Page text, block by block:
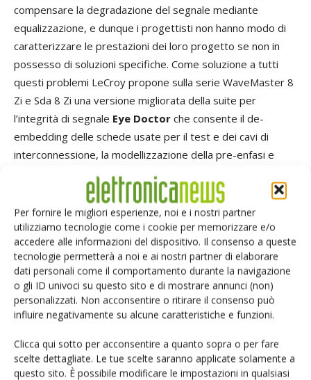
Per fornire le migliori esperienze, noi e i nostri partner
utilizziamo tecnologie come i cookie per memorizzare e/o
accedere alle informazioni del dispositivo. Il consenso a queste
tecnologie permetterà a noi e ai nostri partner di elaborare
dati personali come il comportamento durante la navigazione
o gli ID univoci su questo sito e di mostrare annunci (non)
personalizzati. Non acconsentire o ritirare il consenso può
influire negativamente su alcune caratteristiche e funzioni.
Clicca qui sotto per acconsentire a quanto sopra o per fare
scelte dettagliate. Le tue scelte saranno applicate solamente a
questo sito. È possibile modificare le impostazioni in qualsiasi
compensare la degradazione del segnale mediante
equalizzazione, e dunque i progettisti non hanno modo di
caratterizzare le prestazioni dei loro progetto se non in
possesso di soluzioni specifiche. Come soluzione a tutti
questi problemi LeCroy propone sulla serie WaveMaster 8
Zi e Sda 8 Zi una versione migliorata della suite per
l’integrità di segnale Eye Doctor che consente il de-
embedding delle schede usate per il test e dei cavi di
interconnessione, la modellizzazione della pre-enfasi e
della de-enfasi , l’emulazione del canale seriale e della
equalizzazione del ricevitore. Con Sda 8 Zi è ora possibile,
usando l’oscilloscopio e su acquisizioni fino a 256 Mpts,
compensare o emulare gli effetti del canale o
dell’equalizzazione al ricevitore, e quindi misurare segnali
con la stessa accuratezza in qualunque punto del circuito e
in qualsiasi condizione di test. Con il lancio della serie
WaveMaster 8 Zi Eye Doctor è stato come detto
migliorato e reso più accessibile e facile da usare con un
casi più complessi. Per quanto riguarda la profondità di
analisi la nuova serie WaveMaster 8 Zi offre ancor più